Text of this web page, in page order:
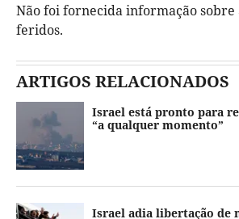
Não foi fornecida informação sobre
feridos.
ARTIGOS RELACIONADOS
Israel está pronto para
“a qualquer momento”
Israel adia libertação de